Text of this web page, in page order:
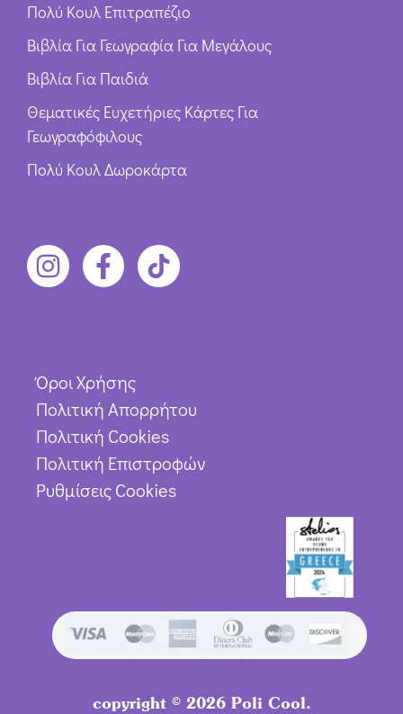
Πολύ Κουλ Επιτραπέζιο
Βιβλία Για Γεωγραφία Για Μεγάλους
Βιβλία Για Παιδιά
Θεματικές Ευχετήριες Κάρτες Για
Γεωγραφόφιλους
Πολύ Κουλ Δωροκάρτα
Όροι Χρήσης
Πολιτική Απορρήτου
Πολιτική Cookies
Πολιτική Επιστροφών
Ρυθμίσεις Cookies
copyright © 2026 Poli Cool.